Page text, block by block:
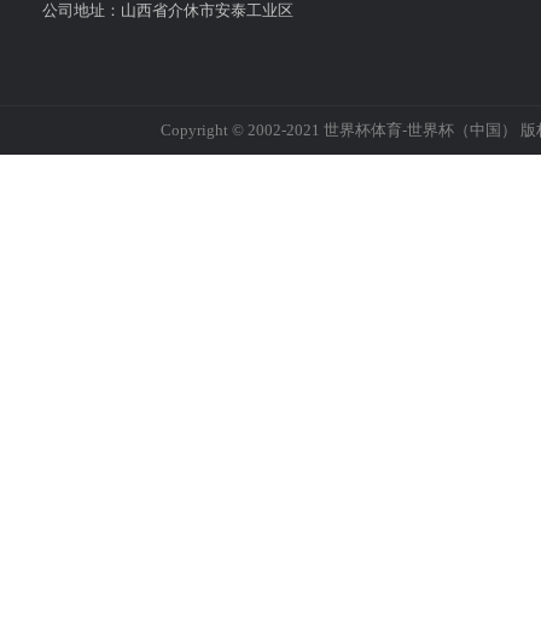
公司地址：山西省介休市安泰工业区
Copyright © 2002-2021 世界杯体育-世界杯（中国） 版